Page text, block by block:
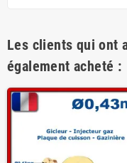
Les clients qui ont
également acheté :